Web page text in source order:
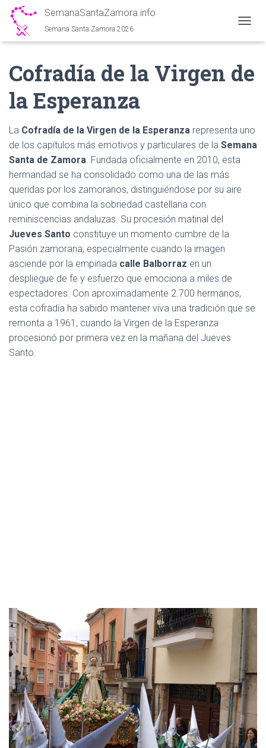
SemanaSantaZamora.info
Semana Santa Zamora 2026
A
I
D
O
Cofradía de la Virgen de
la Esperanza
La Cofradía de la Virgen de la Esperanza representa uno
de los capítulos más emotivos y particulares de la Semana
Santa de Zamora. Fundada oficialmente en 2010, esta
hermandad se ha consolidado como una de las más
queridas por los zamoranos, distinguiéndose por su aire
único que combina la sobriedad castellana con
reminiscencias andaluzas. Su procesión matinal del
Jueves Santo constituye un momento cumbre de la
Pasión zamorana, especialmente cuando la imagen
asciende por la empinada calle Balborraz en un
despliegue de fe y esfuerzo que emociona a miles de
espectadores. Con aproximadamente 2.700 hermanos,
esta cofradía ha sabido mantener viva una tradición que se
remonta a 1961, cuando la Virgen de la Esperanza
procesionó por primera vez en la mañana del Jueves
Santo.